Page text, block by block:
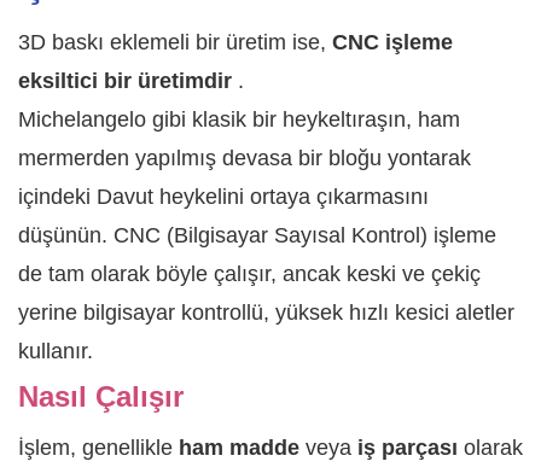
3D baskı eklemeli bir üretim ise, CNC işleme
eksiltici bir üretimdir .
Michelangelo gibi klasik bir heykeltıraşın, ham
mermerden yapılmış devasa bir bloğu yontarak
içindeki Davut heykelini ortaya çıkarmasını
düşünün. CNC (Bilgisayar Sayısal Kontrol) işleme
de tam olarak böyle çalışır, ancak keski ve çekiç
yerine bilgisayar kontrollü, yüksek hızlı kesici aletler
kullanır.
Nasıl Çalışır
İşlem, genellikle ham madde veya iş parçası olarak